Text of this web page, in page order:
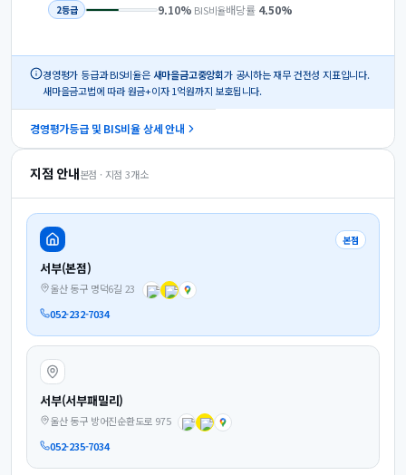
2등급 9.10% BIS비율배당률 4.50%
경영평가 등급과 BIS비율은 새마을금고중앙회가 공시하는 재무 건전성 지표입니다.
새마을금고법에 따라 원금+이자 1억원까지 보호됩니다.
경영평가등급 및 BIS비율 상세 안내
지점 안내본점 · 지점 3개소
본점
서부(본점)
울산 동구 명덕6길 23
052-232-7034
서부(서부패밀리)
울산 동구 방어진순환도로 975
052-235-7034